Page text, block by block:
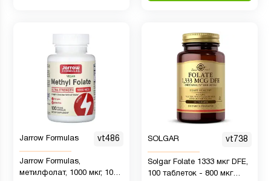
Jarrow Formulas vt486
Jarrow Formulas,
метилфолат, 1000 мкг, 100
SOLGAR vt738
Solgar Folate 1333 мкг DFE,
100 таблеток - 800 мкг